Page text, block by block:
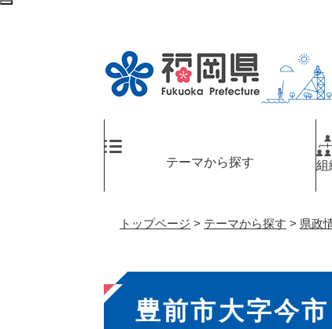
ペ
テーマから探す 組
トップページ > テーマから探す > 県政
本
文
豊前市大字今